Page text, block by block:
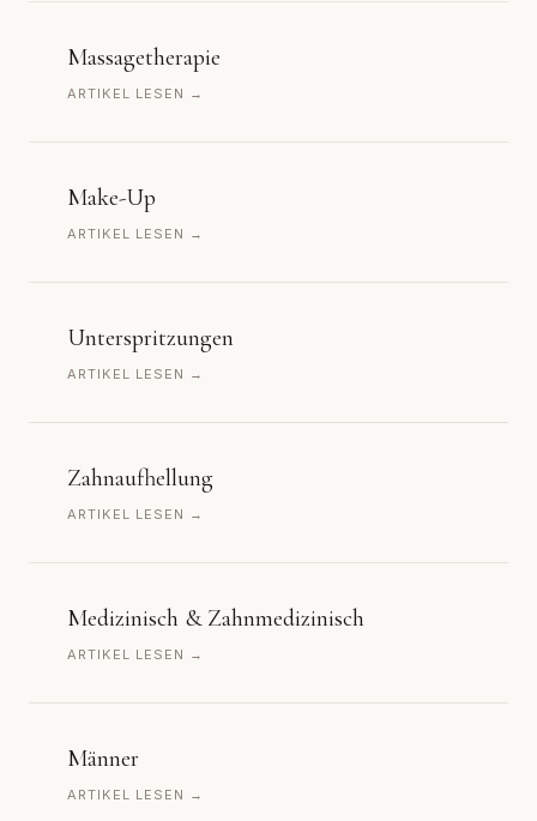
Massagetherapie
ARTIKEL LESEN →
Make-Up
ARTIKEL LESEN →
Unterspritzungen
ARTIKEL LESEN →
Zahnaufhellung
ARTIKEL LESEN →
Medizinisch & Zahnmedizinisch
ARTIKEL LESEN →
Männer
ARTIKEL LESEN →